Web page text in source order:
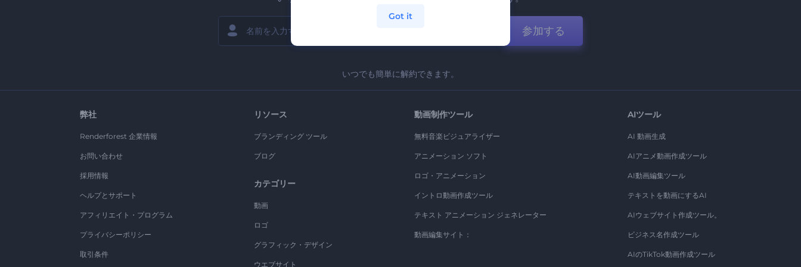
参加する
いつでも簡単に解約できます。
弊社
Renderforest 企業情報
お問い合わせ
採用情報
ヘルプとサポート
アフィリエイト・プログラム
プライバシーポリシー
取引条件
リソース
ブランディング ツール
ブログ
カテゴリー
動画
ロゴ
グラフィック・デザイン
ウエブサイト
動画制作ツール
無料音楽ビジュアライザー
アニメーション ソフト
ロゴ・アニメーション
イントロ動画作成ツール
テキスト アニメーション ジェネレーター
動画編集サイト：
AIツール
AI 動画生成
AIアニメ動画作成ツール
AI動画編集ツール
テキストを動画にするAI
AIウェブサイト作成ツール。
ビジネス名作成ツール
AIのTikTok動画作成ツール
Got it